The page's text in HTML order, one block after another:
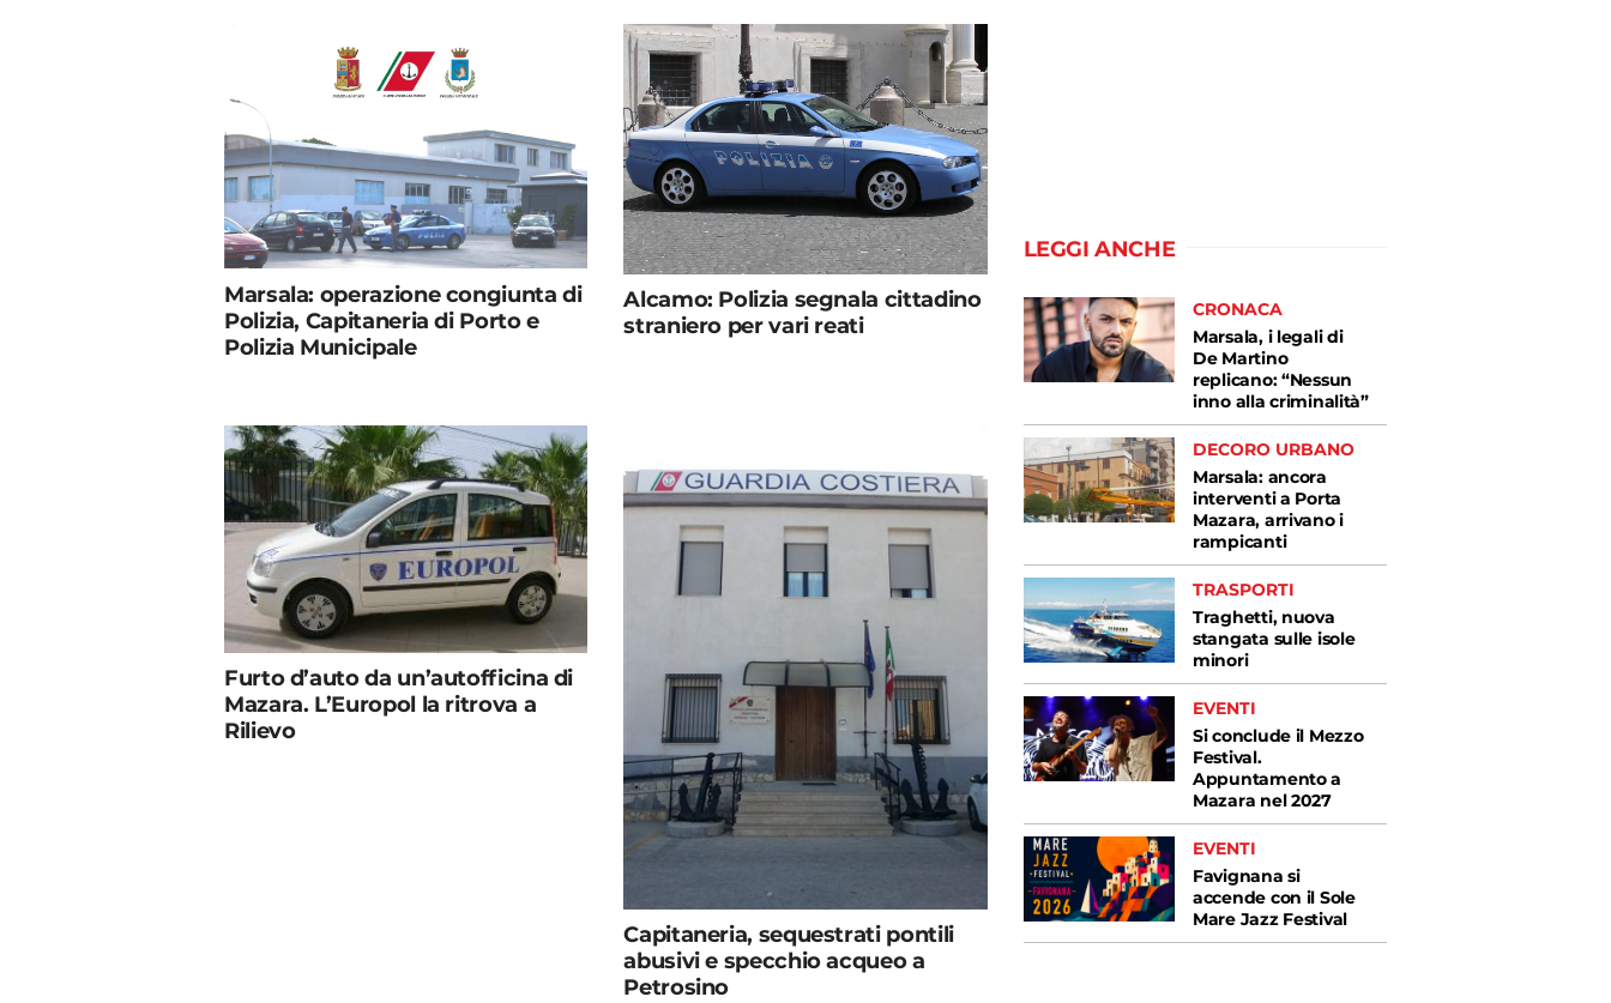
Marsala: operazione congiunta di
Polizia, Capitaneria di Porto e
Polizia Municipale
Alcamo: Polizia segnala cittadino
straniero per vari reati
Furto d’auto da un’autofficina di
Mazara. L’Europol la ritrova a
Rilievo
Capitaneria, sequestrati pontili
abusivi e specchio acqueo a
Petrosino
LEGGI ANCHE
CRONACA
Marsala, i legali di
De Martino
replicano: “Nessun
inno alla criminalità”
DECORO URBANO
Marsala: ancora
interventi a Porta
Mazara, arrivano i
rampicanti
TRASPORTI
Traghetti, nuova
stangata sulle isole
minori
EVENTI
Si conclude il Mezzo
Festival.
Appuntamento a
Mazara nel 2027
EVENTI
Favignana si
accende con il Sole
Mare Jazz Festival